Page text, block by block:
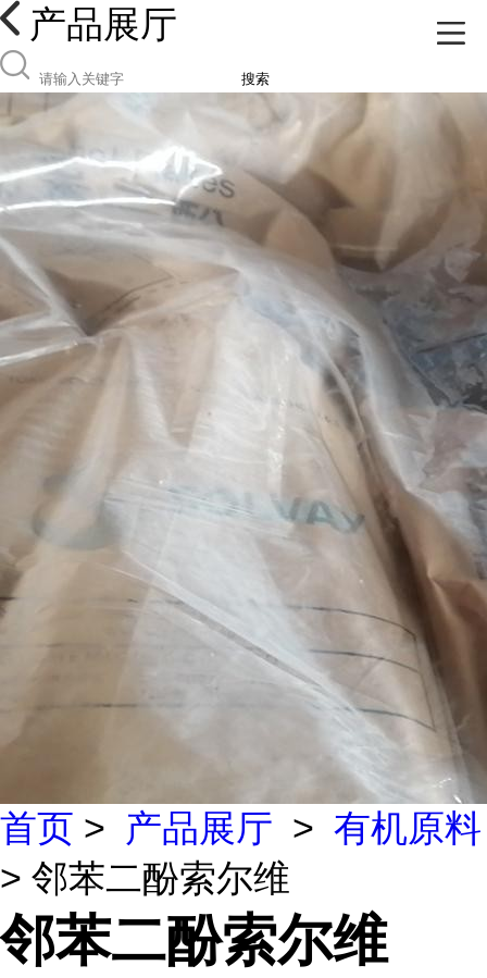
产品展厅
搜索
首页 > 产品展厅 > 有机原料
> 邻苯二酚索尔维
邻苯二酚索尔维